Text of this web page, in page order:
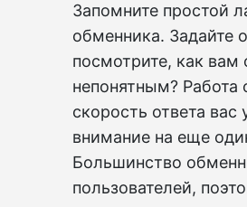
Запомните простой
обменника. Задайте
посмотрите, как
непонятным? Работа
скорость ответа
внимание на еще
Большинство
пользователей,